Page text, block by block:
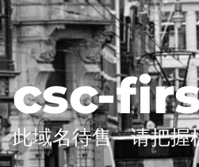
csc-
此域名待售 - 请把握